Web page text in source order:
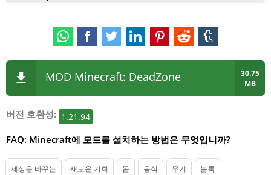
MOD Minecraft: DeadZone
30.75
MB
버전 호환성: 1.21.94
FAQ: Minecraft에 모드를 설치하는 방법은 무엇입니까?
세상을 바꾸는 새로운 기회 몹 음식 무기 블록